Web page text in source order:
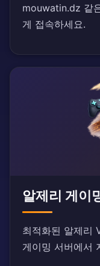
mouwatin.dz 같
게 접속하세요.
알제리 게이
최적화된 알제리
게이밍 서버에서